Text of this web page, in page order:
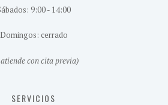
9:00 - 14:00
Domingos: cerrado
atiende con cita previa)
SERVICIOS